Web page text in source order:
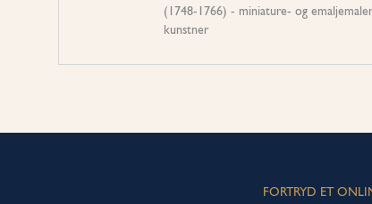
(1748-1766) - miniature- og emaljemaler
kunstner
FORTRYD ET